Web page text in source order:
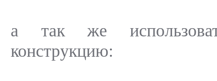
а так же
конструкцию: